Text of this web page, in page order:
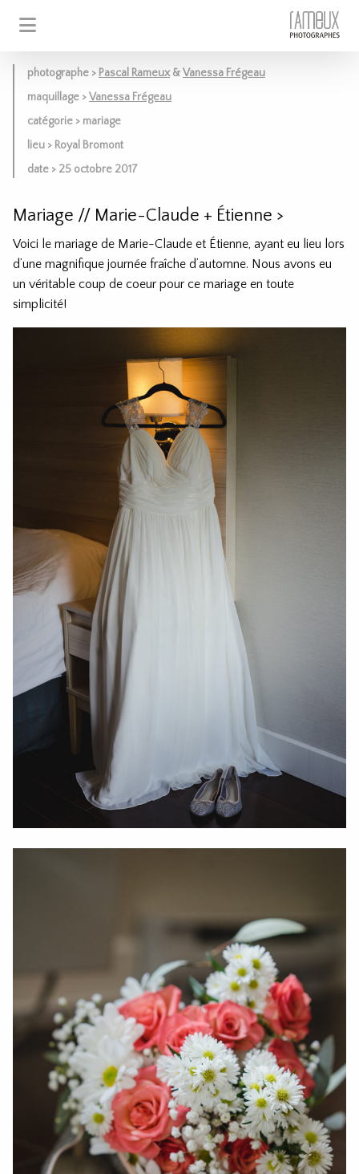
photographe > Pascal Rameux&Vanessa Frégeau
maquillage >Vanessa Frégeau
catégorie > mariage
lieu > Royal Bromont
date > 25 octobre 2017
Mariage // Marie-Claude + Étienne >
Voici le mariage de Marie-Claude et Étienne, ayant eu lieu lors
d’une magnifique journée fraîche d’automne. Nous avons eu
un véritable coup de coeur pour ce mariage en toute
simplicité!